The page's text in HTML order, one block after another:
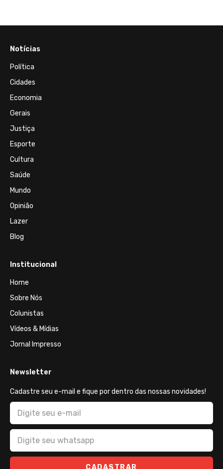
Notícias
Política
Cidades
Economia
Gerais
Justiça
Esporte
Cultura
Saúde
Mundo
Opinião
Lazer
Blog
Institucional
Home
Sobre Nós
Colunistas
Vídeos & Mídias
Jornal Impresso
Newsletter
Cadastre seu e-mail e fique por dentro das nossas novidades!